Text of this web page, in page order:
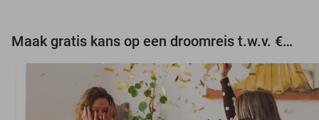
Maak gratis kans op een droomreis t.w.v. €3.000!